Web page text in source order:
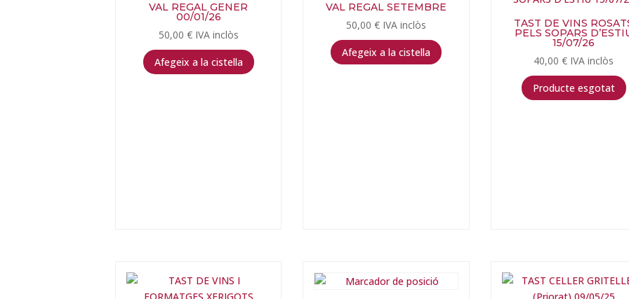
VAL REGAL GENER
00/01/26
50,00 € IVA inclòs
Afegeix a la cistella
VAL REGAL SETEMBRE
50,00€ IVA inclòs
Afegeix a la cistella
TAST DE VINS
PELS SOPARS
15/07/26
40,00€ IVA inclòs
Producte esgotat